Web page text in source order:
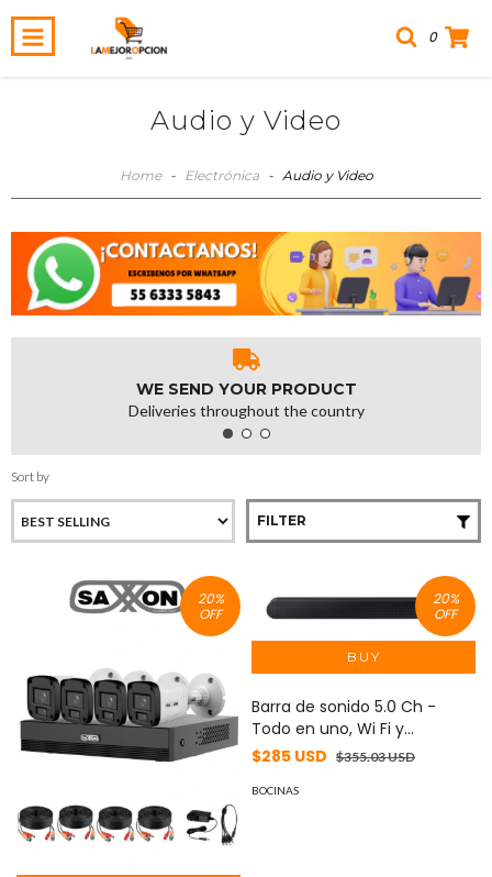
0
Audio y Video
Home - Electrónica - Audio y Video
WE SEND YOUR PRODUCT
Deliveries throughout the country
Sort by
FILTER
20%
OFF
20%
OFF
Barra de sonido 5.0 Ch -
Todo en uno, Wi Fi y
Bluetooth, HW-S60D, HW-
$285 USD $355.03 USD
BOCINAS